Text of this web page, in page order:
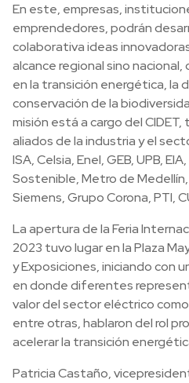
En este, empresas,
emprendedores, podrán
colaborativa ideas
alcance regional sino
en la transición energética, la
conservación de la
misión está a cargo del
aliados de la industria y el
ISA, Celsia, Enel, GEB, UPB,
Sostenible, Metro de
Siemens, Grupo Corona, PTI,
La apertura de la Feria
2023 tuvo lugar en la Plaza
y Exposiciones, iniciando con
en donde diferentes
valor del sector eléctrico
entre otras, hablaron del rol
acelerar la transición
Patricia Castaño,